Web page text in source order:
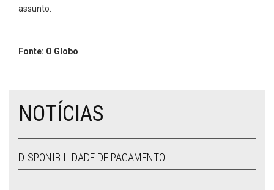
assunto.
Fonte: O Globo
NOTÍCIAS
DISPONIBILIDADE DE PAGAMENTO